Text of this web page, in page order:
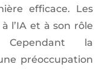
efficace. Les
l’IA et à son rôle
la
préoccupation